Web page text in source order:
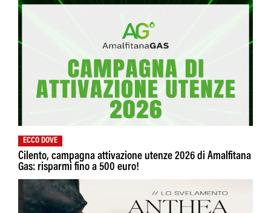
ECCO DOVE
Cilento, campagna attivazione utenze 2026 di Amalfitana
Gas: risparmi fino a 500 euro!